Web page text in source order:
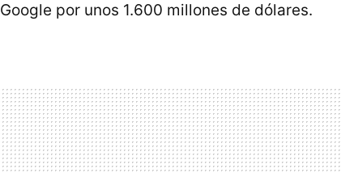
Google por unos 1.600 millones de dólares.